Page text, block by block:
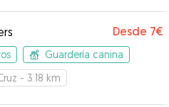
Ellos siempre han
y se ve que aman a los
a dejarla con ellos.
Desde 7€
Guardería canina
- 3.18 km